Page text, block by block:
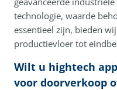
technologie, waarde
essentieel zijn, bieden
productievloer tot
Wilt u hightech
voor doorverkoop